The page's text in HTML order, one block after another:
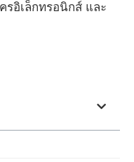
อิเล็กทรอนิกส์ และ